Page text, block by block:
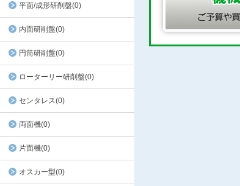
平面/成形研削盤(0)
内面研削盤(0)
円筒研削盤(0)
ローターリー研削盤(0)
センタレス(0)
両面機(0)
片面機(0)
オスカー型(0)